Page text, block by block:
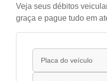
Veja seus débitos
graça e pague tudo em